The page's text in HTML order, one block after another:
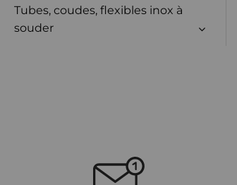
Tubes, coudes, flexibles inox à
souder